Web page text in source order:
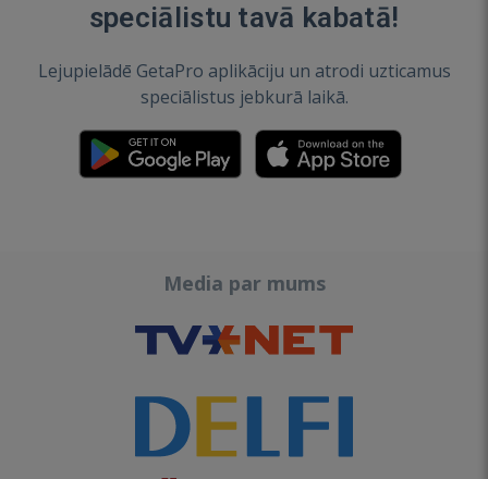
speciālistu tavā kabatā!
Lejupielādē GetaPro aplikāciju un atrodi uzticamus
speciālistus jebkurā laikā.
Media par mums